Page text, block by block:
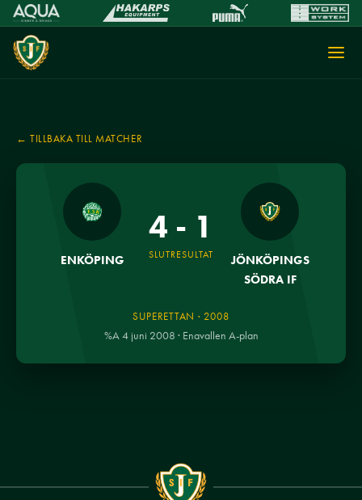
← TILLBAKA TILL MATCHER
ENKÖPING
4 - 1
SLUTRESULTAT
JÖNKÖPINGS
SÖDRA IF
SUPERETTAN · 2008
%A 4 juni 2008 · Enavallen A-plan